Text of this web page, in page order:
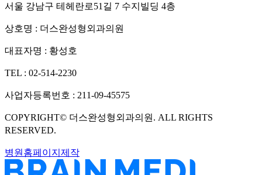
서울 강남구 테헤란로51길 7 수지빌딩 4층
상호명 : 더스완성형외과의원
대표자명 : 황성호
TEL : 02-514-2230
사업자등록번호 : 211-09-45575
COPYRIGHT© 더스완성형외과의원 . ALL RIGHTS
RESERVED.
병원홈페이지제작